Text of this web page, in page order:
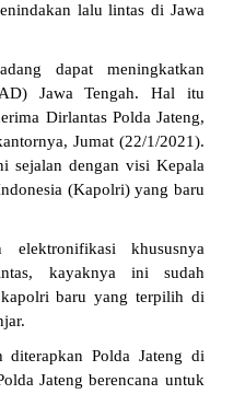
lalu lintas di Jawa
dapat meningkatkan
Jawa Tengah. Hal itu
Dirlantas Polda Jateng,
Jumat (22/1/2021).
sejalan dengan visi Kepala
(Kapolri) yang baru
elektronifikasi khususnya
kayaknya ini sudah
baru yang terpilih di
diterapkan Polda Jateng di
Jateng berencana untuk